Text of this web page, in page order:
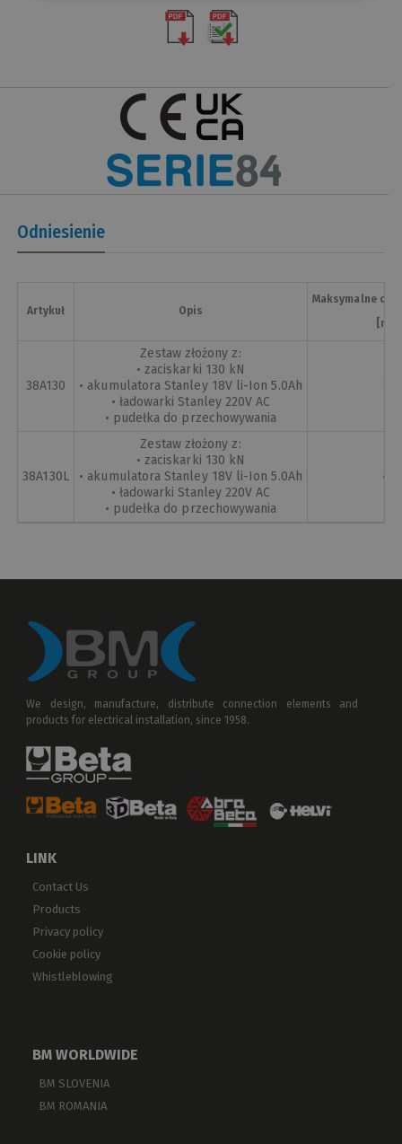
Odniesienie
Artykuł Opis
Maksymalne
[mm]
38A130
Zestaw złożony z:
• zaciskarki 130 kN
• akumulatora Stanley 18V li-Ion 5.0Ah
• ładowarki Stanley 220V AC
• pudełka do przechowywania
38A130L
Zestaw złożony z:
• zaciskarki 130 kN
• akumulatora Stanley 18V li-Ion 5.0Ah
• ładowarki Stanley 220V AC
• pudełka do przechowywania
45
We design, manufacture, distribute connection elements and
products for electrical installation, since 1958.
LINK
Contact Us
Products
Privacy policy
Cookie policy
Whistleblowing
BM WORLDWIDE
BM SLOVENIA
BM ROMANIA